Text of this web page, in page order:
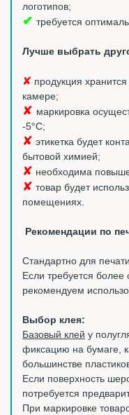
логотипов;
✔ требуется
Лучше выбрать
✘ продукция
камере;
✘ маркировка
-5°С;
✘ этикетка будет
бытовой химией;
✘ необходима
✘ товар будет
помещениях.
Рекомендации по
Стандартно для
Если требуется более
рекомендуем
Выбор клея:
Базовый клей у
фиксацию на бумаге,
большинстве
Если поверхность
потребуется
При маркировке